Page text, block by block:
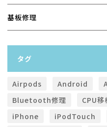
基板修理
タグ
Airpods Android
Bluetooth修理
CPU移
iPhone
iPodTouch